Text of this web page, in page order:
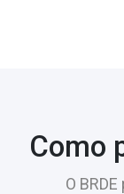
Como
O